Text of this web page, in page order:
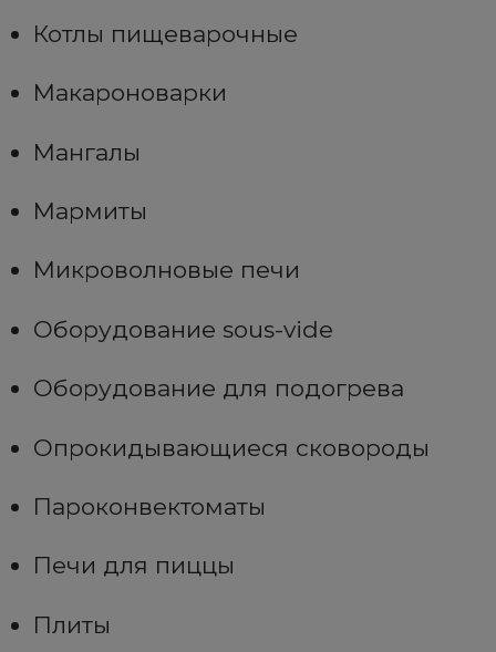
Котлы пищеварочные
Макароноварки
Мангалы
Мармиты
Микроволновые печи
Оборудование sous-vide
Оборудование для подогрева
Опрокидывающиеся сковороды
Пароконвектоматы
Печи для пиццы
Плиты